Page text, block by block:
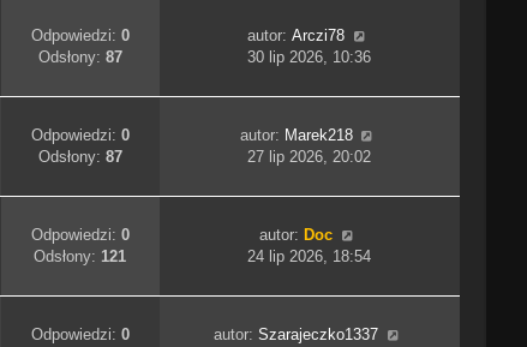
Odpowiedzi: 0
Odsłony: 87
autor:Arczi78
30 lip 2026, 10:36
Odpowiedzi: 0
Odsłony: 87
autor: Marek218
27 lip 2026, 20:02
Odpowiedzi: 0
Odsłony:121
autor: Doc
24 lip 2026, 18:54
Odpowiedzi: 0
autor:Szarajeczko1337